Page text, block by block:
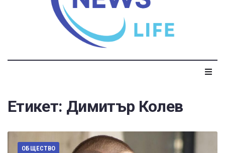
Етикет: Димитър Колев
ОБЩЕСТВО